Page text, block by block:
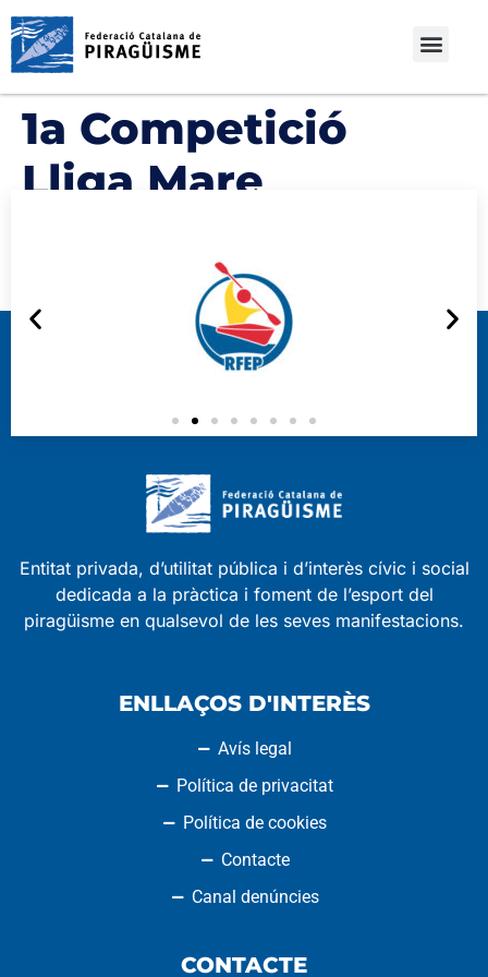
1a Competició
Lliga Mare
Entitat privada, d’utilitat pública i d’interès cívic i social
dedicada a la pràctica i foment de l’esport del
piragüisme en qualsevol de les seves manifestacions.
ENLLAÇOS D'INTERÈS
Avís legal
Política de privacitat
Política de cookies
Contacte
Canal denúncies
CONTACTE